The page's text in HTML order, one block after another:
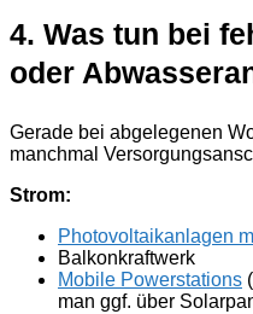
4. Was tun bei
oder
Gerade bei abgelegenen
manchmal
Strom:
Photovoltaikanlagen
Balkonkraftwerk
Mobile Powerstations
man ggf. über